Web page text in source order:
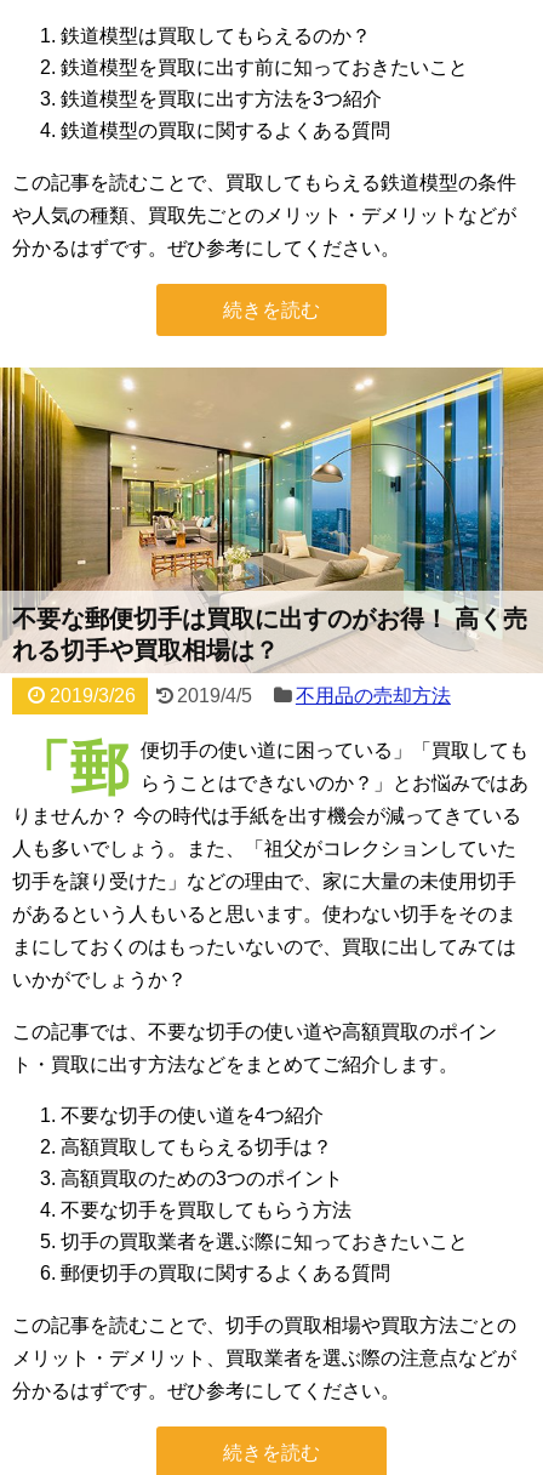
鉄道模型は買取してもらえるのか？
鉄道模型を買取に出す前に知っておきたいこと
鉄道模型を買取に出す方法を3つ紹介
鉄道模型の買取に関するよくある質問
この記事を読むことで、買取してもらえる鉄道模型の条件
や人気の種類、買取先ごとのメリット・デメリットなどが
分かるはずです。ぜひ参考にしてください。
続きを読む
不要な郵便切手は買取に出すのがお得！ 高く売
れる切手や買取相場は？
2019/3/26 2019/4/5 不用品の売却方法
「郵 便切手の使い道に困っている」「買取しても
らうことはできないのか？」とお悩みではあ
りませんか？ 今の時代は手紙を出す機会が減ってきている
人も多いでしょう。また、「祖父がコレクションしていた
切手を譲り受けた」などの理由で、家に大量の未使用切手
があるという人もいると思います。使わない切手をそのま
まにしておくのはもったいないので、買取に出してみては
いかがでしょうか？
この記事では、不要な切手の使い道や高額買取のポイン
ト・買取に出す方法などをまとめてご紹介します。
不要な切手の使い道を4つ紹介
高額買取してもらえる切手は？
高額買取のための3つのポイント
不要な切手を買取してもらう方法
切手の買取業者を選ぶ際に知っておきたいこと
郵便切手の買取に関するよくある質問
この記事を読むことで、切手の買取相場や買取方法ごとの
メリット・デメリット、買取業者を選ぶ際の注意点などが
分かるはずです。ぜひ参考にしてください。
続きを読む